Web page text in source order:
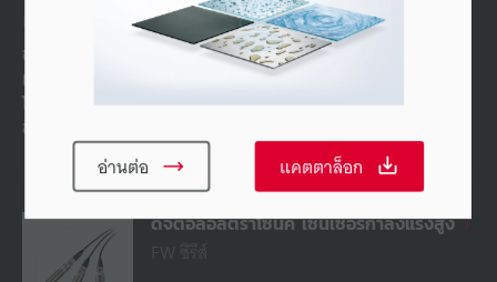
ผลิตภัณฑ์ทดแทน
ขอเสนอ FW ซีรีส์ ซึ่งเป็นเซนเซอร์แบบซุปเปอร์มัลติรี
เฟล็กทีฟที่แข็งแรงทนทาน สามารถทำงานได้เที่ยงตรง
โดยไม่ได้รับผลกระทบจากวัสดุ สี หรือความมันวาวของ
ชิ้นงาน
ดิจิตอลอัลตราโซนิค เซนเซอร์กำลังแรงสูง
อ่านต่อ แคตตาล็อก